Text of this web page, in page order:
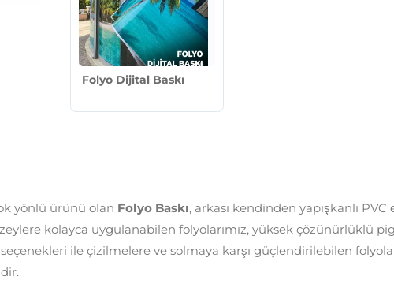
(3)
(2)
Folyo Dijital Baskı
yönlü ürünü olan Folyo Baskı, arkası kendinden yapışkanlı
kolayca uygulanabilen folyolarımız, yüksek çözünürlüklü
ile çizilmelere ve solmaya karşı güçlendirilebilen